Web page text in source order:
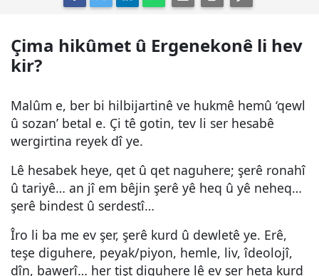
Çima hikûmet û Ergenekonê li hev
kir?
Malûm e, ber bi hilbijartinê ve hukmê hemû ‘qewl
û sozan’ betal e. Çi tê gotin, tev li ser hesabê
wergirtina reyek dî ye.
Lê hesabek heye, qet û qet naguhere; şerê ronahî
û tariyê… an jî em bêjin şerê yê heq û yê neheq…
şerê bindest û serdestî…
Îro li ba me ev şer, şerê kurd û dewletê ye. Erê,
teşe diguhere, peyak/piyon, hemle, liv, îdeolojî,
dîn, bawerî… her tişt diguhere lê ev şer heta kurd